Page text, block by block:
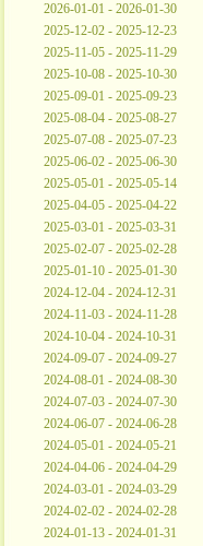
2026-01-01 - 2026-01-30
2025-12-02 - 2025-12-23
2025-11-05 - 2025-11-29
2025-10-08 - 2025-10-30
2025-09-01 - 2025-09-23
2025-08-04 - 2025-08-27
2025-07-08 - 2025-07-23
2025-06-02 - 2025-06-30
2025-05-01 - 2025-05-14
2025-04-05 - 2025-04-22
2025-03-01 - 2025-03-31
2025-02-07 - 2025-02-28
2025-01-10 - 2025-01-30
2024-12-04 - 2024-12-31
2024-11-03 - 2024-11-28
2024-10-04 - 2024-10-31
2024-09-07 - 2024-09-27
2024-08-01 - 2024-08-30
2024-07-03 - 2024-07-30
2024-06-07 - 2024-06-28
2024-05-01 - 2024-05-21
2024-04-06 - 2024-04-29
2024-03-01 - 2024-03-29
2024-02-02 - 2024-02-28
2024-01-13 - 2024-01-31